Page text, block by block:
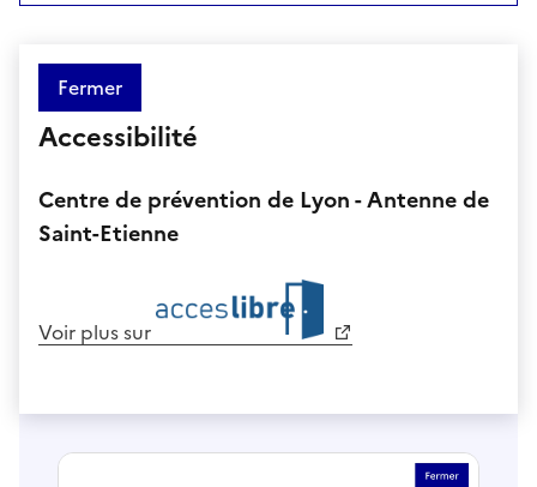
Fermer
Accessibilité
Centre de prévention de Lyon - Antenne de
Saint-Etienne
Voir plus sur